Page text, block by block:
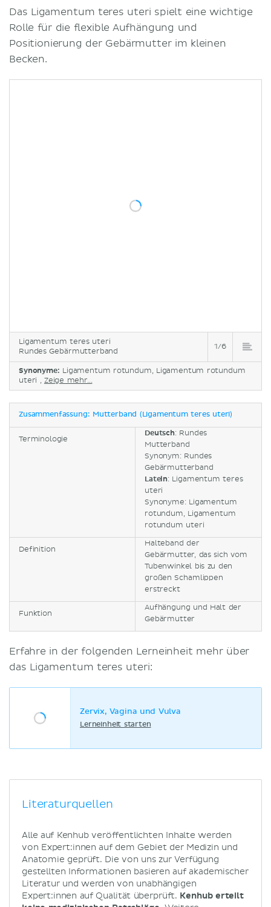
Ligamentum teres uteri
Rundes Gebärmutterband
1/6
Synonyme: Ligamentum rotundum, Ligamentum rotundum
uteri , Zeige mehr...
Das Ligamentum teres uteri spielt eine wichtige
Rolle für die flexible Aufhängung und
Positionierung der Gebärmutter im kleinen
Becken.
Zusammenfassung: Mutterband (Ligamentum teres uteri)
Terminologie
Deutsch: Rundes
Mutterband
Synonym: Rundes
Gebärmutterband
Latein: Ligamentum teres
uteri
Synonyme: Ligamentum
rotundum, Ligamentum
rotundum uteri
Definition
Halteband der
Gebärmutter, das sich vom
Tubenwinkel bis zu den
großen Schamlippen
erstreckt
Funktion
Aufhängung und Halt der
Gebärmutter
Erfahre in der folgenden Lerneinheit mehr über
das Ligamentum teres uteri:
Zervix, Vagina und Vulva
Lerneinheit starten
Literaturquellen
Alle auf Kenhub veröffentlichten Inhalte werden
von Expert:innen auf dem Gebiet der Medizin und
Anatomie geprüft. Die von uns zur Verfügung
gestellten Informationen basieren auf akademischer
Literatur und werden von unabhängigen
Expert:innen auf Qualität überprüft. Kenhub erteilt